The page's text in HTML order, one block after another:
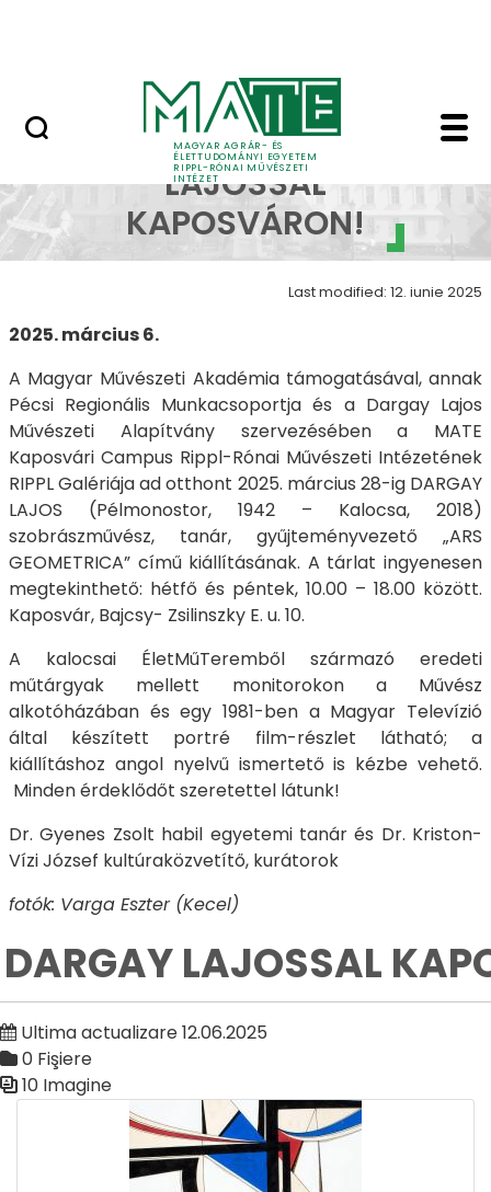
MAGYAR AGRÁR- ÉS
ÉLETTUDOMÁNYI EGYETEM
RIPPL-RÓNAI MŰVÉSZETI
INTÉZET
DARGAY LAJOSSAL
DARGAY
LAJOSSAL
KAPOSVÁRON!
Last modified: 12. iunie 2025
2025. március 6.
A Magyar Művészeti Akadémia támogatásával, annak
Pécsi Regionális Munkacsoportja és a Dargay Lajos
Művészeti Alapítvány szervezésében a MATE
Kaposvári Campus Rippl-Rónai Művészeti Intézetének
RIPPL Galériája ad otthont 2025. március 28-ig DARGAY
LAJOS (Pélmonostor, 1942 – Kalocsa, 2018)
szobrászművész, tanár, gyűjteményvezető „ARS
GEOMETRICA” című kiállításának. A tárlat ingyenesen
megtekinthető: hétfő és péntek, 10.00 – 18.00 között.
Kaposvár, Bajcsy- Zsilinszky E. u. 10.
A kalocsai ÉletMűTeremből származó eredeti
műtárgyak mellett monitorokon a Művész
alkotóházában és egy 1981-ben a Magyar Televízió
által készített portré film-részlet látható; a
kiállításhoz angol nyelvű ismertető is kézbe vehető.
Minden érdeklődőt szeretettel látunk!
Dr. Gyenes Zsolt habil egyetemi tanár és Dr. Kriston-
Vízi József kultúraközvetítő, kurátorok
fotók: Varga Eszter (Kecel)
DARGAY LAJOSSAL
Ultima actualizare 12.06.2025
0 Fişiere
10 Imagine